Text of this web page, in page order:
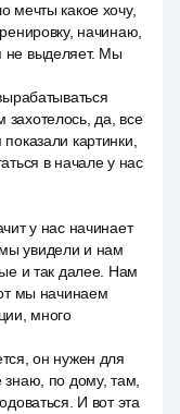
мечты какое хочу,
начинаю,
не выделяет. Мы
да, все
картинки,
в начале у нас
у нас начинает
увидели и нам
и так далее. Нам
мы начинаем
много
он нужен для
по дому, там,
И вот эта